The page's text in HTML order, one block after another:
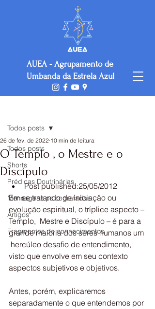
AUEA - Agrupamento de
Umbanda da Estrela Azul
Todos posts
Shorts
Prédicas Doutrinárias
Mensagens psicografadas
Artigos
Fragmentos de conhecimentos
Todos posts
O Templo , o Mestre e o
Discípulo
26 de fev. de 2022 10 min de leitura
Post published:25/05/2012
Em se tratando de iniciação ou
evolução espiritual, o tríplice aspecto –
Templo,  Mestre e Discípulo – é para a
grande maioria dos seres humanos um
hercúleo desafio de entendimento,
visto que envolve em seu contexto
aspectos subjetivos e objetivos.
Antes, porém, explicaremos
separadamente o que entendemos por